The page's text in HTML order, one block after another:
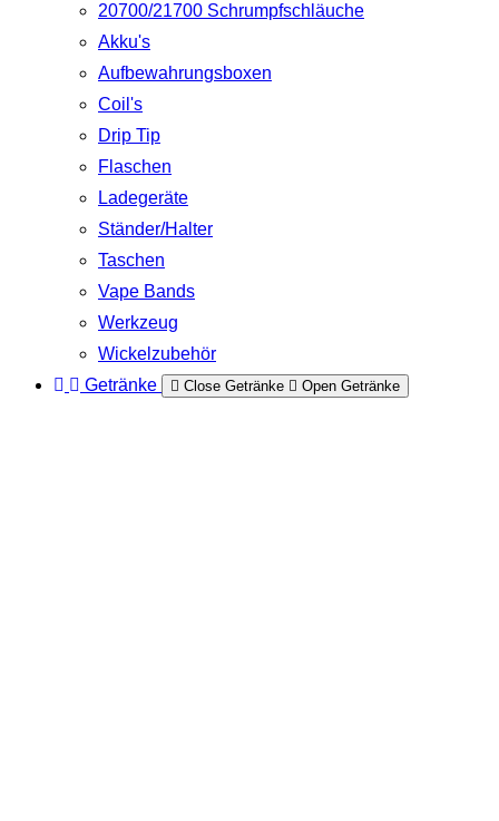
20700/21700 Schrumpfschläuche
Akku's
Aufbewahrungsboxen
Coil's
Drip Tip
Flaschen
Ladegeräte
Ständer/Halter
Taschen
Vape Bands
Werkzeug
Wickelzubehör
Getränke
Close Getränke Open Getränke